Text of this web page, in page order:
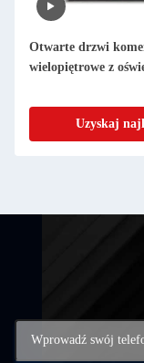
Otwarte drzwi
wielopiętrowe z
Uzyskaj